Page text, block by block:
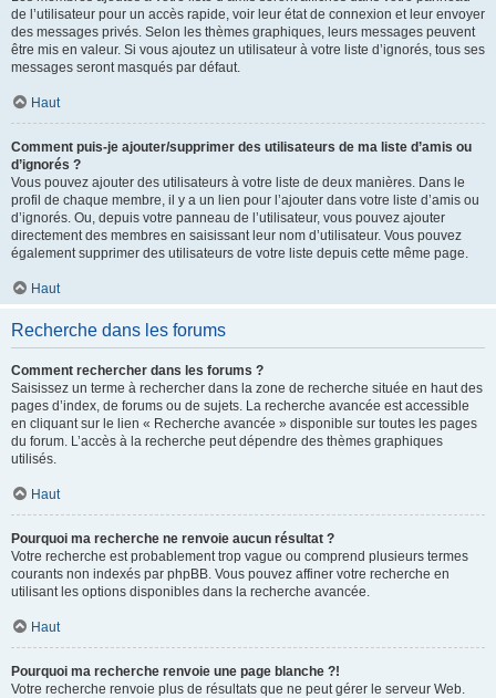
de l’utilisateur pour un accès rapide, voir leur état de connexion et leur envoyer
des messages privés. Selon les thèmes graphiques, leurs messages peuvent
être mis en valeur. Si vous ajoutez un utilisateur à votre liste d’ignorés, tous ses
messages seront masqués par défaut.
Haut
Comment puis-je ajouter/supprimer des utilisateurs de ma liste d’amis ou
d’ignorés ?
Vous pouvez ajouter des utilisateurs à votre liste de deux manières. Dans le
profil de chaque membre, il y a un lien pour l’ajouter dans votre liste d’amis ou
d’ignorés. Ou, depuis votre panneau de l’utilisateur, vous pouvez ajouter
directement des membres en saisissant leur nom d’utilisateur. Vous pouvez
également supprimer des utilisateurs de votre liste depuis cette même page.
Haut
Recherche dans les forums
Comment rechercher dans les forums ?
Saisissez un terme à rechercher dans la zone de recherche située en haut des
pages d’index, de forums ou de sujets. La recherche avancée est accessible
en cliquant sur le lien « Recherche avancée » disponible sur toutes les pages
du forum. L’accès à la recherche peut dépendre des thèmes graphiques
utilisés.
Haut
Pourquoi ma recherche ne renvoie aucun résultat ?
Votre recherche est probablement trop vague ou comprend plusieurs termes
courants non indexés par phpBB. Vous pouvez affiner votre recherche en
utilisant les options disponibles dans la recherche avancée.
Haut
Pourquoi ma recherche renvoie une page blanche ?!
Votre recherche renvoie plus de résultats que ne peut gérer le serveur Web.